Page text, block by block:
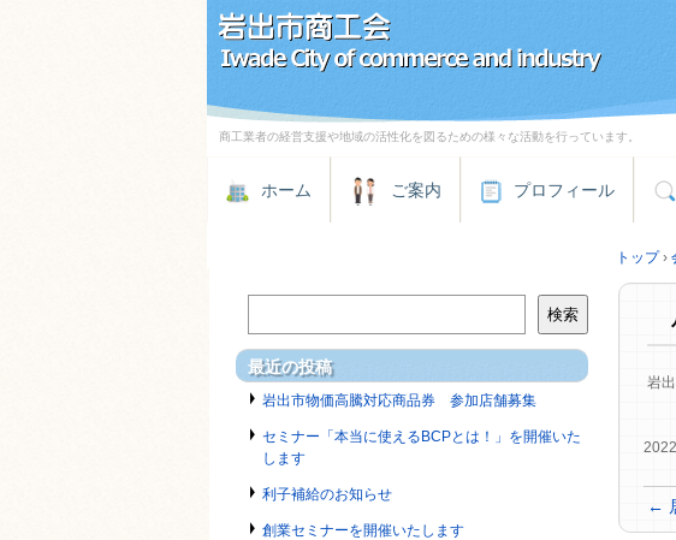
商工業者の経営支援や地域の活性化を図るための様々な活動を行っています。
ホーム ご案内 プロフィール
トップ ›
岩
←
検索
最近の投稿
岩出市物価高騰対応商品券 参加店舗募集
セミナー「本当に使えるBCPとは！」を開催いた
します
利子補給のお知らせ
創業セミナーを開催いたします